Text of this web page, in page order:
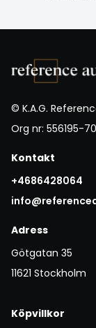
© K.A.G.
Org nr: 556195-
Kontakt
+4686428064
Adress
Götgatan 35
11621 Stockholm
Köpvillkor